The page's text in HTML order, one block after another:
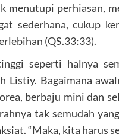
menutupi perhiasan,
sederhana, cukup
(QS.33:33).
seperti halnya
Listiy. Bagaimana
berbaju mini dan
tak semudah
“Maka, kita harus